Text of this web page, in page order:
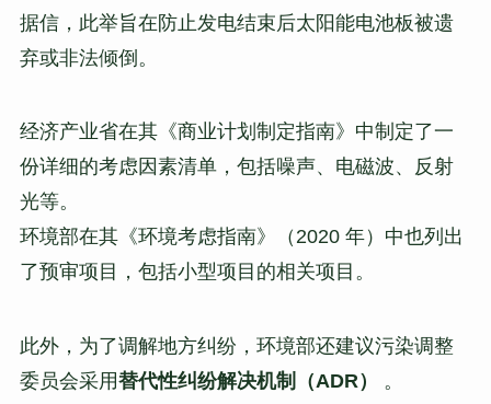
据信，此举旨在防止发电结束后太阳能电池板被遗
弃或非法倾倒。
经济产业省在其《商业计划制定指南》中制定了一
份详细的考虑因素清单，包括噪声、电磁波、反射
光等。
环境部在其《环境考虑指南》（2020 年）中也列出
了预审项目，包括小型项目的相关项目。
此外，为了调解地方纠纷，环境部还建议污染调整
委员会采用替代性纠纷解决机制（ADR）
。